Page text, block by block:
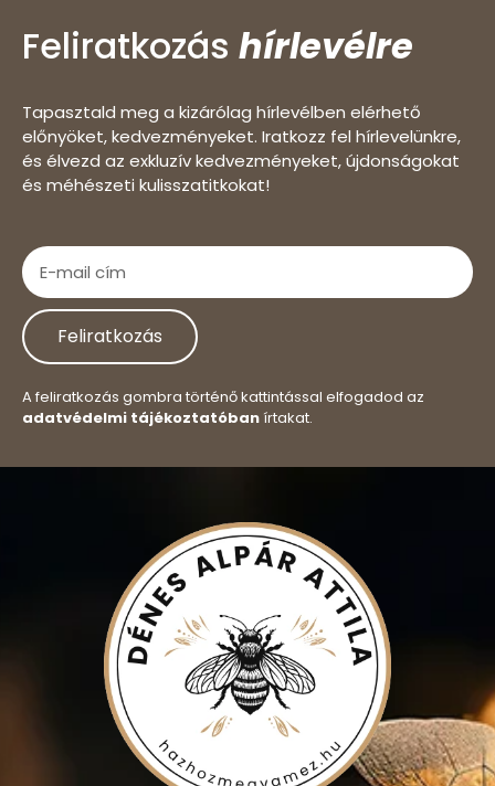
Feliratkozás hírlevélre
Tapasztald meg a kizárólag hírlevélben elérhető
előnyöket, kedvezményeket. Iratkozz fel hírlevelünkre,
és élvezd az exkluzív kedvezményeket, újdonságokat
és méhészeti kulisszatitkokat!
Feliratkozás
A feliratkozás gombra történő kattintással elfogadod az
adatvédelmi tájékoztatóban írtakat.